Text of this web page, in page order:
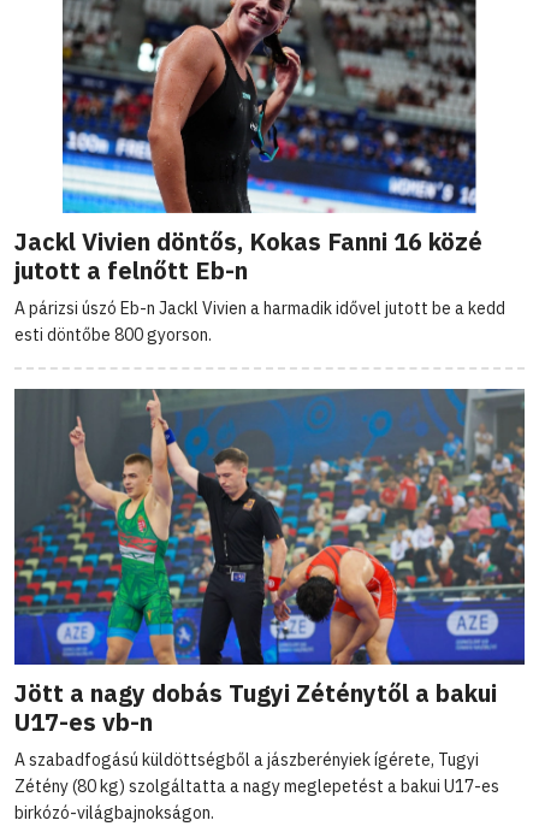
Jackl Vivien döntős, Kokas Fanni 16 közé
jutott a felnőtt Eb-n
A párizsi úszó Eb-n Jackl Vivien a harmadik idővel jutott be a kedd
esti döntőbe 800 gyorson.
Jött a nagy dobás Tugyi Zéténytől a bakui
U17-es vb-n
A szabadfogású küldöttségből a jászberényiek ígérete, Tugyi
Zétény (80 kg) szolgáltatta a nagy meglepetést a bakui U17-es
birkózó-világbajnokságon.